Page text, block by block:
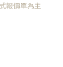
報價單為主